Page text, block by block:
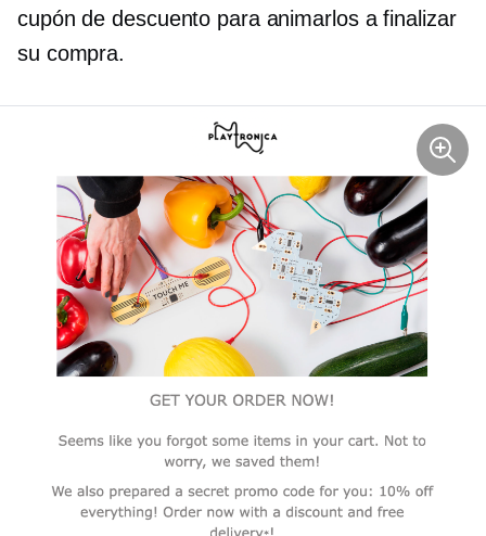
cupón de descuento para animarlos a finalizar
su compra.